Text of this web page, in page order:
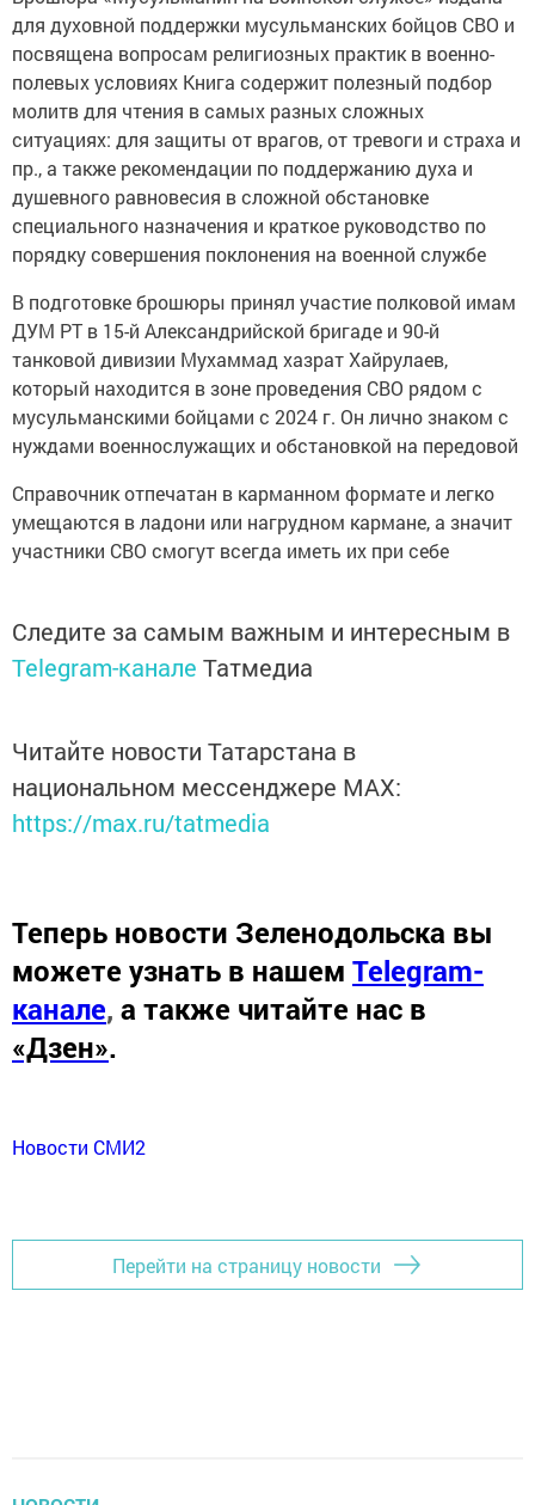
для духовной поддержки мусульманских бойцов СВО и
посвящена вопросам религиозных практик в военно-
полевых условиях Книга содержит полезный подбор
молитв для чтения в самых разных сложных
ситуациях: для защиты от врагов, от тревоги и страха и
пр., а также рекомендации по поддержанию духа и
душевного равновесия в сложной обстановке
специального назначения и краткое руководство по
порядку совершения поклонения на военной службе
В подготовке брошюры принял участие полковой имам
ДУМ РТ в 15-й Александрийской бригаде и 90-й
танковой дивизии Мухаммад хазрат Хайрулаев,
который находится в зоне проведения СВО рядом с
мусульманскими бойцами с 2024 г. Он лично знаком с
нуждами военнослужащих и обстановкой на передовой
Справочник отпечатан в карманном формате и легко
умещаются в ладони или нагрудном кармане, а значит
участники СВО смогут всегда иметь их при себе
Следите за самым важным и интересным в
Telegram-канале Татмедиа
Читайте новости Татарстана в
национальном мессенджере MАХ:
https://max.ru/tatmedia
Теперь новости Зеленодольска вы
можете узнать в нашем Telegram-
канале, а также читайте нас в
«Дзен».
Новости СМИ2
Перейти на страницу новости